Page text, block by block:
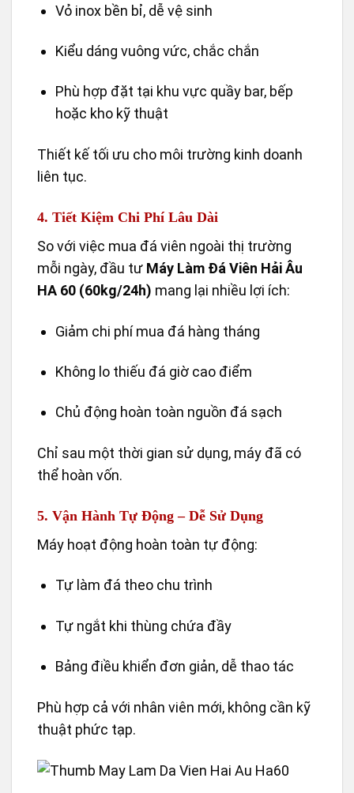
Vỏ inox bền bỉ, dễ vệ sinh
Kiểu dáng vuông vức, chắc chắn
Phù hợp đặt tại khu vực quầy bar, bếp
hoặc kho kỹ thuật
Thiết kế tối ưu cho môi trường kinh doanh
liên tục.
4. Tiết Kiệm Chi Phí Lâu Dài
So với việc mua đá viên ngoài thị trường
mỗi ngày, đầu tư Máy Làm Đá Viên Hải Âu
HA 60 (60kg/24h) mang lại nhiều lợi ích:
Giảm chi phí mua đá hàng tháng
Không lo thiếu đá giờ cao điểm
Chủ động hoàn toàn nguồn đá sạch
Chỉ sau một thời gian sử dụng, máy đã có
thể hoàn vốn.
5. Vận Hành Tự Động – Dễ Sử Dụng
Máy hoạt động hoàn toàn tự động:
Tự làm đá theo chu trình
Tự ngắt khi thùng chứa đầy
Bảng điều khiển đơn giản, dễ thao tác
Phù hợp cả với nhân viên mới, không cần kỹ
thuật phức tạp.